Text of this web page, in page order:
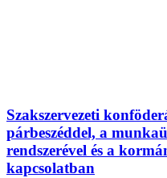
Szakszervezeti
párbeszéddel, a
rendszerével és a
kapcsolatban